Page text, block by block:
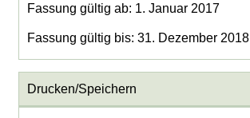
Fassung gültig ab: 1. Januar 2017
Fassung gültig bis: 31. Dezember 2018
Drucken/Speichern